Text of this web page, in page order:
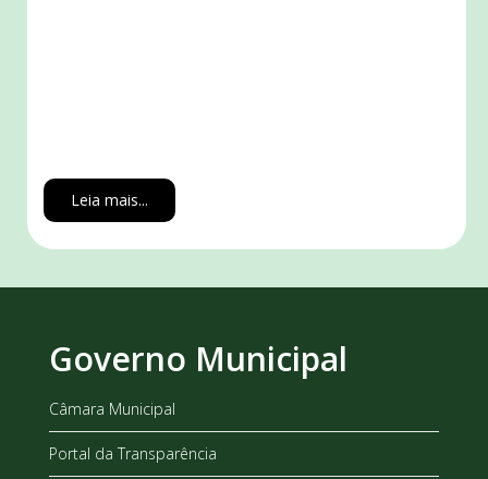
Leia mais...
Governo Municipal
Câmara Municipal
Portal da Transparência